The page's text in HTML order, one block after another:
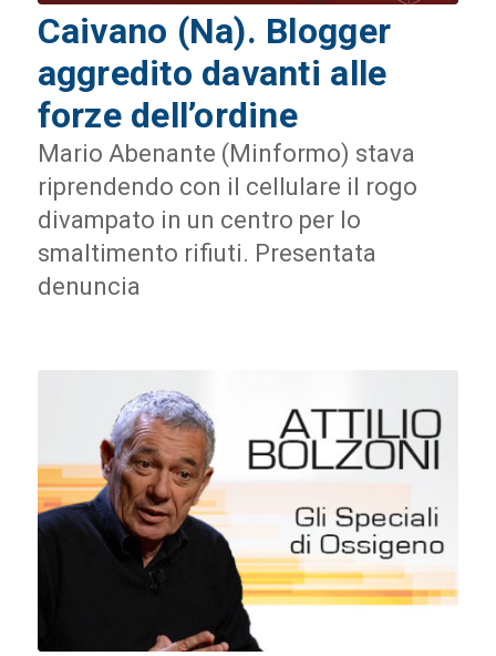
Caivano (Na). Blogger
aggredito davanti alle
forze dell’ordine
Mario Abenante (Minformo) stava
riprendendo con il cellulare il rogo
divampato in un centro per lo
smaltimento rifiuti. Presentata
denuncia